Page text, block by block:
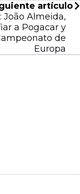
artículo
João Almeida,
a Pogacar y
de
Europa